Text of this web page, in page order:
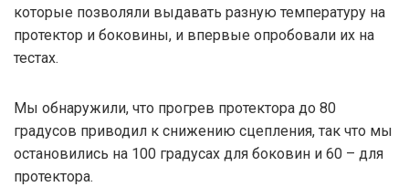
которые позволяли выдавать разную температуру на
протектор и боковины, и впервые опробовали их на
тестах.
Мы обнаружили, что прогрев протектора до 80
градусов приводил к снижению сцепления, так что мы
остановились на 100 градусах для боковин и 60 – для
протектора.